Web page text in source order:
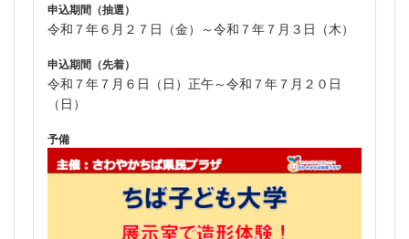
申込期間（抽選）
令和７年６月２７日（金）～令和７年７月３日（木）
申込期間（先着）
令和７年７月６日（日）正午～令和７年７月２０日
（日）
予備